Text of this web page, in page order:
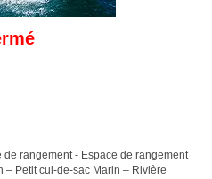
de rangement - Espace de rangement
– Petit cul-de-sac Marin – Rivière